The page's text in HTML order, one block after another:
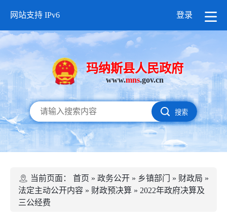
网站支持 IPv6 登录
玛纳斯县人民政府
www.mns.gov.cn
搜索
当前页面： 首页 » 政务公开 » 乡镇部门 » 财政局 »
法定主动公开内容 » 财政预决算 » 2022年政府决算及
三公经费